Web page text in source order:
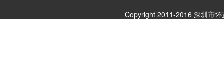
Copyright 2011-2016 深圳市